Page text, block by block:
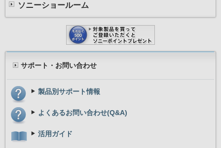
ソニーショールーム
サポート・お問い合わせ
製品別サポート情報
よくあるお問い合わせ(Q&A)
活用ガイド